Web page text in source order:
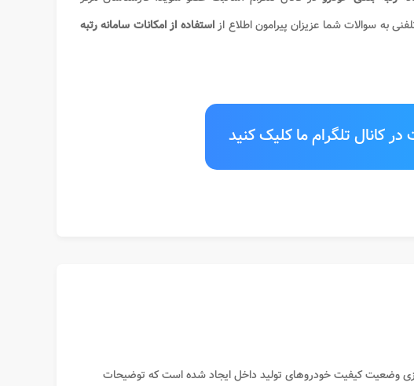
به سوالات شما عزیزان پیراموناطلاع از استفاده از امکانات سامانه رتبه
کانال تلگرام ما کلیک کنید
وضعیت کیفیت خودروهای تولید داخل ایجاد شده است که توضیحات